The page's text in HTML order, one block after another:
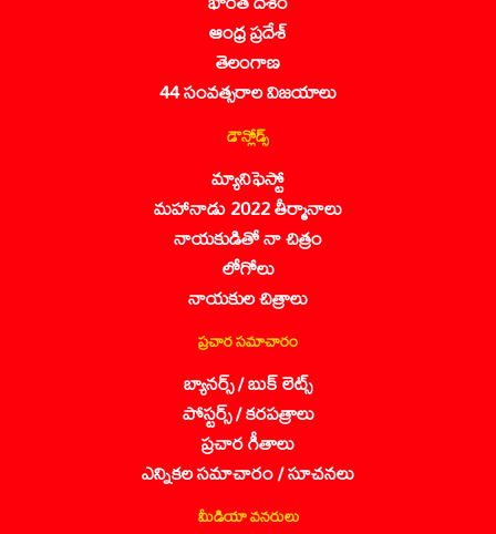
ఆంధ్ర ప్రదేశ్
తెలంగాణ
44 సంవత్సరాల విజయాలు
డౌన్లోడ్స్
మ్యానిఫెస్టో
మహానాడు 2022 తీర్మానాలు
నాయకుడితో నా చిత్రం
లోగోలు
నాయకుల చిత్రాలు
ప్రచార సమాచారం
బ్యానర్స్ / బుక్ లెట్స్
పోస్టర్స్ / కరపత్రాలు
ప్రచార గీతాలు
ఎన్నికల సమాచారం / సూచనలు
మీడియా వనరులు